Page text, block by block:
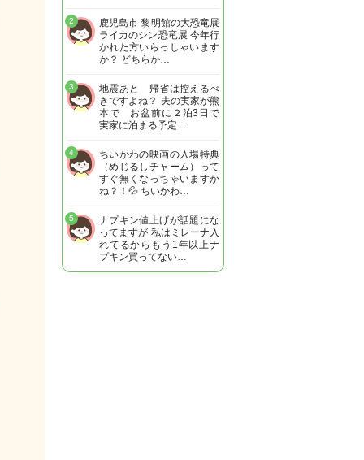
鹿児島市 黎明館の大恐竜展
ライカのシン恐竜展 今年行
かれた方いらっしゃいます
か？ どちらか…
2
地震あと 帰省は控えるべ
きですよね？ 夫の実家が熊
本で お盆前に２泊3日で
実家に泊まる予定…
3
ちいかわの映画の入場特典
（めじるしチャーム）って
すぐ無くなっちゃいますか
ね？！💦 ちいかわ…
4
ナプキン値上げが話題にな
ってますが 私はミレーナ入
れてるからもう1年以上ナ
プキン買ってない…
5